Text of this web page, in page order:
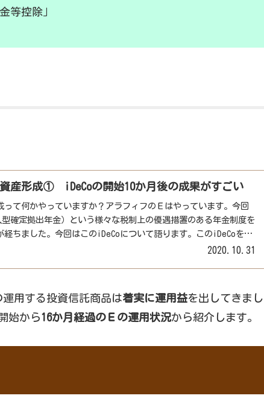
等控除」
産形成① iDeCoの開始10か月後の成果がすごい
って何かやっていますか？アラフィフのＥはやっています。今回
型確定拠出年金）という様々な税制上の優遇措置のある年金制度を
経ちました。今回はこのiDeCoについて語ります。このiDeCoを始
2020.10.31
用する投資信託商品は着実に運用益を出してきまし
始から16か月経過のＥの運用状況から紹介します。